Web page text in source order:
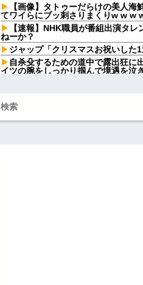
【画像】タトゥーだらけの美人
てワイらにブッ刺さりまくりw w w
【速報】NHK職員が番組出演タ
ねーか？
ジャップ「クリスマスお祝いし
自杀殳するための道中で露出狂に
イツの腕をしっかり掴んで境遇を
知らない写真
【前編】嫁が男っぽい香水の匂い
を遂行したんだが...
自分の娘がO型だと分かってホッ
店員「母親は店が教育するもの
私「一人分キャンセルできます
【肥満】 103キロで彼氏にフラ
ハードオフに売っていた4万4000
私「ちょっと、人の家の金庫触ら
たから、開けてみようとしただけ☆
私「初めて飲む味だけどなんのお
後続車にクラクションを鳴らさ